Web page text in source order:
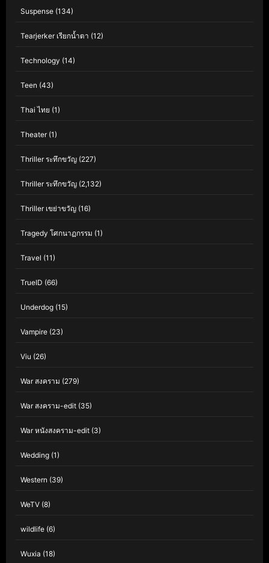
Suspense (134)
Tearjerker เรียกน้ำตา (12)
Technology (14)
Teen (43)
Thai ไทย (1)
Theater(1)
Thriller ระทึกขวัญ (227)
Thriller ระทึกขวัญ (2,132)
Thriller เขย่าขวัญ (16)
Tragedy โศกนาฏกรรม (1)
Travel (11)
TrueID (66)
Underdog (15)
Vampire (23)
Viu (26)
War สงคราม (279)
War สงคราม-edit (35)
War หนังสงคราม-edit (3)
Wedding (1)
Western (39)
WeTV (8)
wildlife (6)
Wuxia (18)